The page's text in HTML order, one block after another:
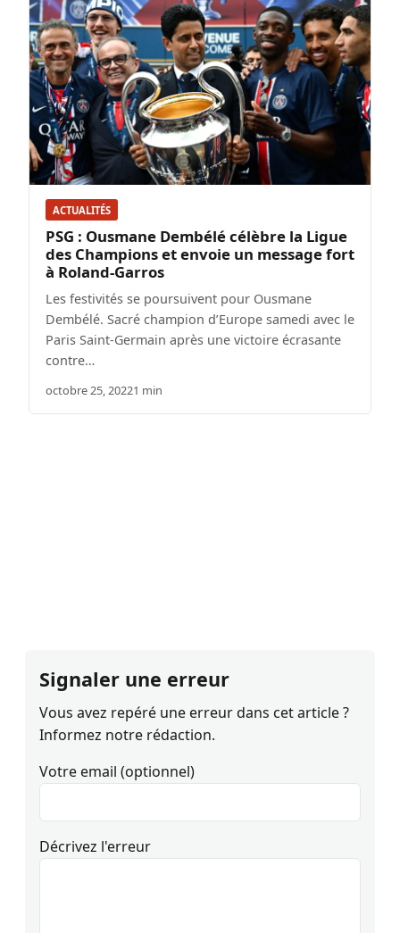
ACTUALITÉS
PSG : Ousmane Dembélé célèbre la Ligue
des Champions et envoie un message fort
à Roland-Garros
Les festivités se poursuivent pour Ousmane
Dembélé. Sacré champion d’Europe samedi avec le
Paris Saint-Germain après une victoire écrasante
contre…
octobre 25, 20221 min
Signaler une erreur
Vous avez repéré une erreur dans cet article ?
Informez notre rédaction.
Votre email (optionnel)
Décrivez l'erreur